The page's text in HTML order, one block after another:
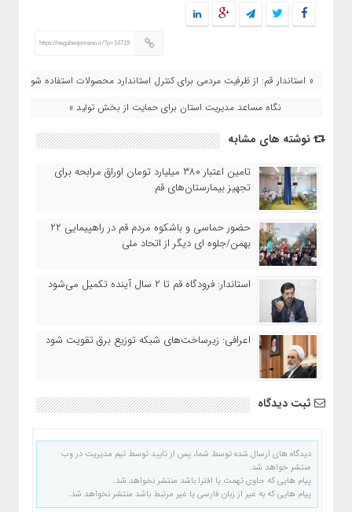
https://negaheqomeno.ir/?p=14719
« استاندار قم: از ظرفیت مردمی برای کنترل استاندارد محصولات استفاده شود
نگاه مساعد مدیریت استان برای حمایت از بخش تولید »
نوشته های مشابه
تامین اعتبار ۳۸۰ میلیارد تومان اوراق مرابحه برای
تجهیز بیمارستان‌های قم
حضور حماسی و باشکوه مردم قم در راهپیمایی ۲۲
بهمن/جلوه ای دیگر از اتحاد ملی
استاندار: فرودگاه قم تا ۲ سال آینده تکمیل می‌شود
اعرافی: زیرساخت‌های شبکه توزیع برق تقویت شود
ثبت دیدگاه
دیدگاه های ارسال شده توسط شما، پس از تایید توسط تیم مدیریت در وب
منتشر خواهد شد.
پیام هایی که حاوی تهمت یا افترا باشد منتشر نخواهد شد.
پیام هایی که به غیر از زبان فارسی یا غیر مرتبط باشد منتشر نخواهد شد.